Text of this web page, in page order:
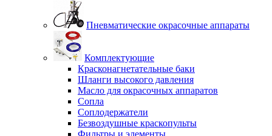
Пневматические окрасочные аппараты
Комплектующие
Красконагнетательные баки
Шланги высокого давления
Масло для окрасочных аппаратов
Сопла
Соплодержатели
Безвоздушные краскопульты
Фильтры и элементы